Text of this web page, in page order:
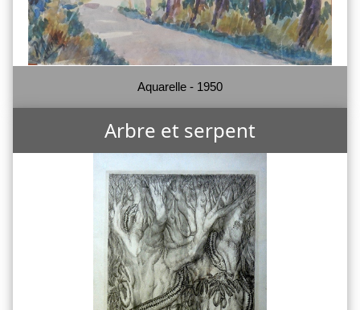
Aquarelle - 1950
Arbre et serpent